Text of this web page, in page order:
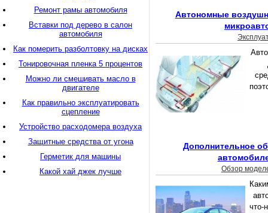
Автономные
Дополнительное
Обзор
что-
Ремонт рамы автомобиля
Вставки под дерево в салон
автомобиля
Как померить разболтовку на дисках
Тонировочная пленка 5 процентов
Можно ли смешивать масло в
двигателе
Как правильно эксплуатировать
сцепление
Устройство расходомера воздуха
Защитные средства от угона
Герметик для машины
Какой хай джек лучше